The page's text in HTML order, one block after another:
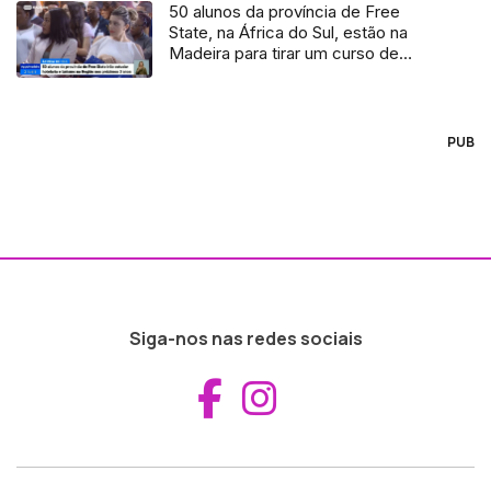
50 alunos da província de Free
State, na África do Sul, estão na
Madeira para tirar um curso de
PUB
Siga-nos nas redes sociais
Aceder ao